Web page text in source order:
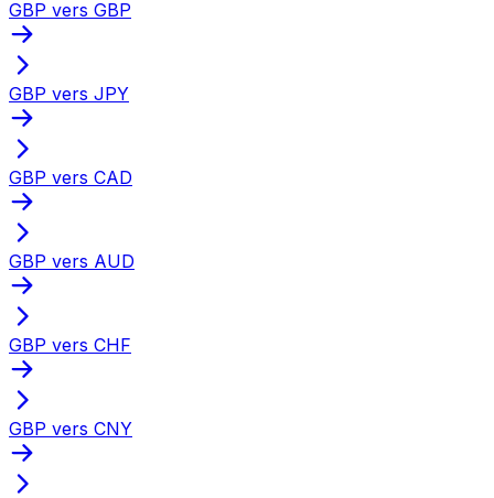
GBP vers GBP
GBP vers JPY
GBP vers CAD
GBP vers AUD
GBP vers CHF
GBP vers CNY